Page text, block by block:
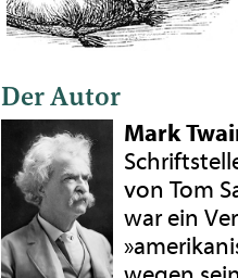
Der Autor
Mark
von Tom
war ein